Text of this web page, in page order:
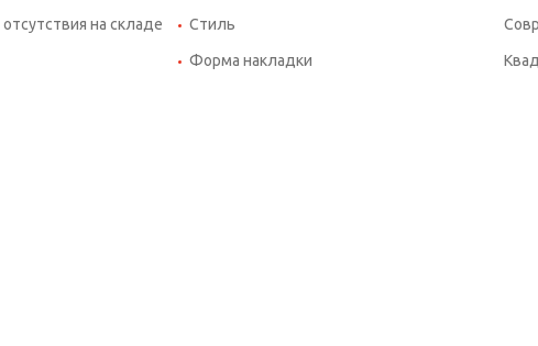
на складе Стиль
Форма накладки